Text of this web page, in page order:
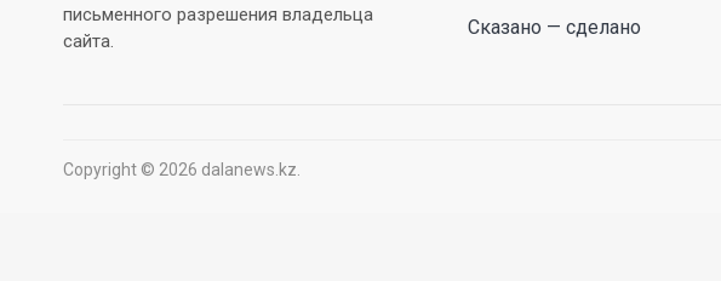
письменного разрешения владельца
сайта.
Сказано — сделано
Copyright © 2026 dalanews.kz.